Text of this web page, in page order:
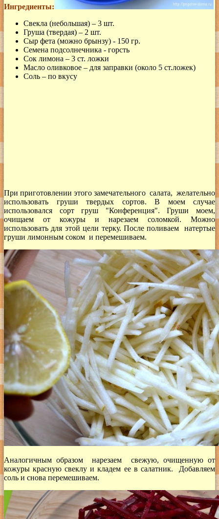
Ингредиенты:
Свекла (небольшая) – 3 шт.
Груша (твердая) – 2 шт.
Сыр фета (можно брынзу) - 150 гр.
Семена подсолнечника - горсть
Сок лимона – 3 ст. ложки
Масло оливковое – для заправки (около 5 ст.ложек)
Соль – по вкусу
При приготовлении этого замечательного салата, желательно
использовать груши твердых сортов. В моем случае
использовался сорт груш "Конференция". Груши моем,
очищаем от кожуры и нарезаем соломкой. Можно
использовать для этой цели терку. После поливаем натертые
груши лимонным соком и перемешиваем.
Аналогичным образом нарезаем свежую, очищенную от
кожуры красную свеклу и кладем ее в салатник. Добавляем
соль и снова перемешиваем.